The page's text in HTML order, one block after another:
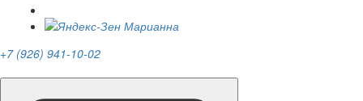
+7 (926) 941-10-02